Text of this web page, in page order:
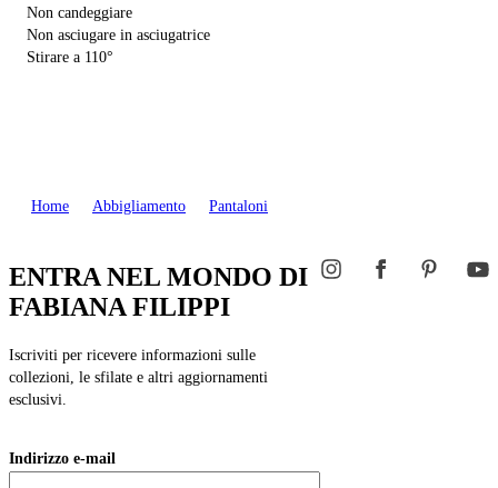
Non candeggiare
Non asciugare in asciugatrice
Stirare a 110°
Home Abbigliamento Pantaloni
ENTRA NEL MONDO DI
FABIANA FILIPPI
Iscriviti per ricevere informazioni sulle
collezioni, le sfilate e altri aggiornamenti
esclusivi.
Indirizzo e-mail